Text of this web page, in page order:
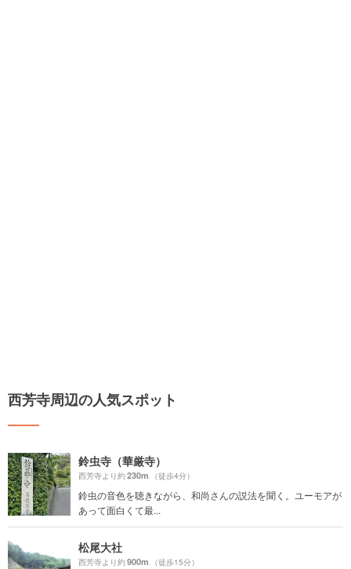
西芳寺周辺の人気スポット
鈴虫寺（華厳寺）
西芳寺より約230m （徒歩4分）
鈴虫の音色を聴きながら、和尚さんの説法を聞く。ユーモアが
あって面白くて最...
松尾大社
西芳寺より約900m （徒歩15分）